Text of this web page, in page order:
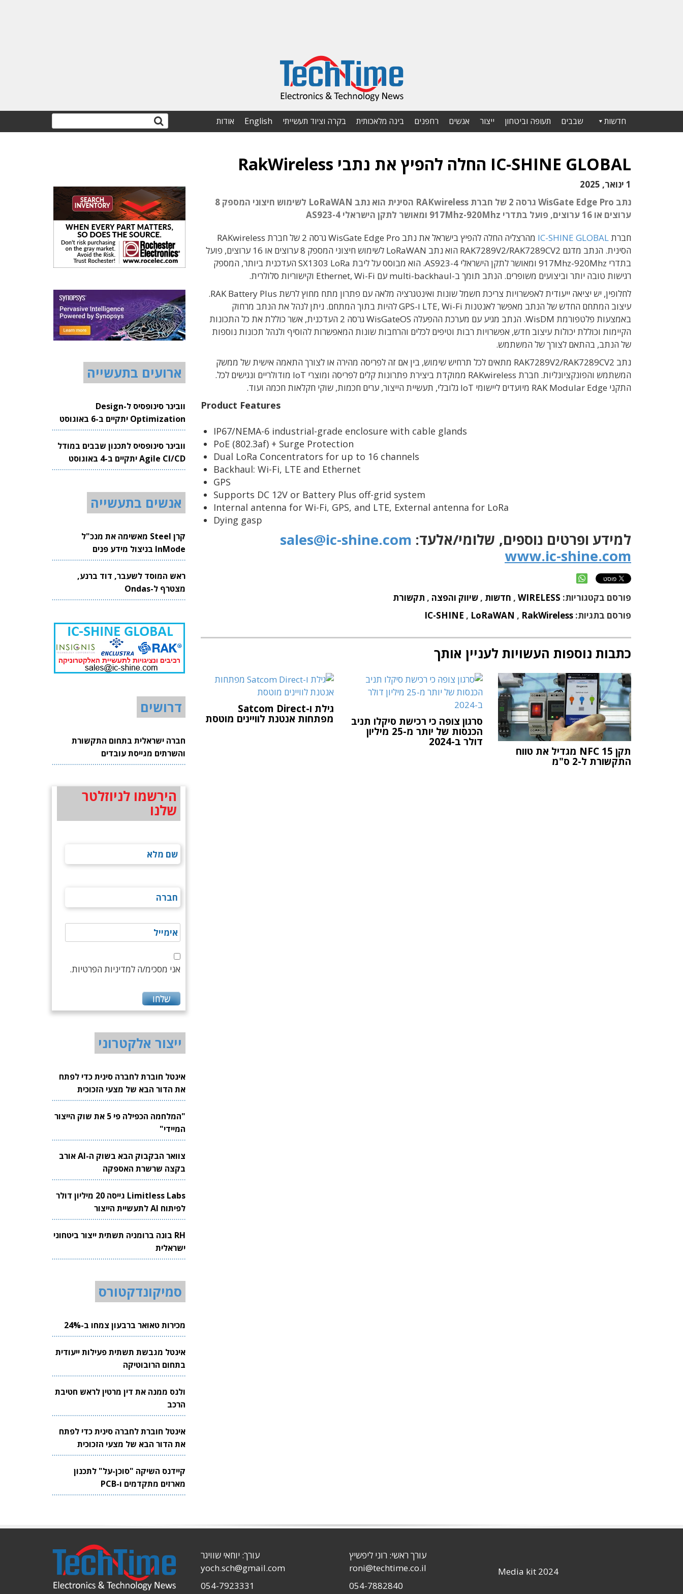
חדשות שבבים תעופה וביטחון ייצור אנשים רחפנים בינה מלאכותית בקרה וציוד תעשייתי English אודות
IC-SHINE GLOBAL החלה להפיץ את נתבי RakWireless
1 ינואר, 2025
נתב WisGate Edge Pro גרסה 2 של חברת RAKwireless הסינית הוא נתב LoRaWAN לשימוש חיצוני המספק 8
ערוצים או 16 ערוצים, פועל בתדרי 917Mhz-920Mhz ומאושר לתקן הישראלי AS923-4
חברת IC-SHINE GLOBAL מהרצליה החלה להפיץ בישראל את נתב WisGate Edge Pro גרסה 2 של חברת
RAKwireless
הסינית. הנתב מדגם RAK7289V2/RAK7289CV2 הוא נתב LoRaWAN לשימוש חיצוני המספק 8 ערוצים או 16 ערוצים, פועל
בתדרי 917Mhz-920Mhz ומאושר לתקן הישראלי AS923-4.
הוא מבוסס על ליבת SX1303 LoRa העדכנית ביותר, המספק
רגישות טובה יותר וביצועים משופרים. הנתב תומך ב-multi-backhaul עם Ethernet, Wi-Fi וקישוריות סלולרית.
לחלופין, יש יציאה ייעודית לאפשרויות צריכת חשמל שונות ואינטגרציה מלאה עם פתרון מתח מחוץ לרשת RAK Battery Plus.
עיצוב המתחם החדש של הנתב מאפשר לאנטנות LTE, Wi-Fi ו-GPS להיות בתוך המתחם. ניתן לנהל את הנתב מרחוק
באמצעות פלטפורמת WisDM. הנתב מגיע עם מערכת ההפעלה WisGateOS גרסה 2 העדכנית, אשר כוללת את
כל התכונות
הקיימות וכוללת יכולות עיצוב חדש, אפשרויות רבות וטיפים לכלים והרחבות שונות המאפשרות להוסיף ולנהל תכונות נוספות
של הנתב, בהתאם לצורך של המשתמש.
נתב RAK7289V2/RAK7289CV2
מתאים לכל תרחיש שימוש, בין אם זה לפריסה מהירה או לצורך התאמה אישית של ממשק
המשתמש והפונקציונליות. חברת RAKwireless ממוקדת ביצירת פתרונות קלים לפריסה ומוצרי IoT מודולריים ונגישים לכל.
התקני RAK Modular Edge מיועדים ליישומי IoT גלובלי, תעשיית הייצור, ערים חכמות, שוקי חקלאות חכמה ועוד.
Product Features
IP67/NEMA-6 industrial-grade enclosure with cable glands
PoE (802.3af) + Surge Protection
Dual LoRa Concentrators for up to 16 channels
Backhaul: Wi-Fi, LTE and Ethernet
GPS
Supports DC 12V or Battery Plus off-grid system
Internal antenna for Wi-Fi, GPS, and LTE, External antenna for LoRa
Dying gasp
למידע ופרטים נוספים, שלומי/אלעד: sales@ic-shine.com
www.ic-shine.com
פורסם בקטגוריות: WIRELESS
, חדשות , שיווק והפצה , תקשורת
פורסם בתגיות:
IC-SHINE , LoRaWAN , RakWireless
כתבות נוספות העשויות לעניין אותך
תקן NFC 15 מגדיל את טווח
התקשורת ל-2 ס"מ
סרגון צופה כי רכישת סיקלו תניב
הכנסות של יותר מ-25 מיליון
דולר ב-2024
גילת ו-Satcom Direct
מפתחות אנטנת לוויינים מוטסת
ארועים בתעשייה
וובינר סינופסיס ל-Design
Optimization יתקיים ב-6 באוגוסט
2026
וובינר סינופסיס לתכנון שבבים במודל
Agile CI/CD יתקיים ב-4 באוגוסט
2026
אנשים בתעשייה
קרן Steel מאשימה את מנכ"ל
InMode בניצול מידע פנים
ראש המוסד לשעבר, דוד ברנע,
מצטרף ל-Ondas
דרושים
חברה ישראלית בתחום התקשורת
והשרתים מגייסת עובדים
הירשמו לניוזלטר
שלנו
אני מסכימ/ה למדיניות הפרטיות.
ייצור אלקטרוני
אינטל חוברת לחברה סינית כדי לפתח
את הדור הבא של מצעי הזכוכית
לשבבים
"המלחמה הכפילה פי 5 את שוק הייצור
המיידי"
צוואר הבקבוק הבא בשוק ה-AI אורב
בקצה שרשרת האספקה
Limitless Labs גייסה 20 מיליון דולר
לפיתוח AI לתעשיית הייצור
RH בונה ברומניה תשתית ייצור ביטחוני
ישראלית
סמיקונדקטורס
מכירות טאואר ברבעון צמחו ב-24%
אינטל מגבשת תשתית פעילות ייעודית
בתחום הרובוטיקה
ולנס ממנה את דין מרטין לראש חטיבת
הרכב
אינטל חוברת לחברה סינית כדי לפתח
את הדור הבא של מצעי הזכוכית
לשבבים
קיידנס השיקה "סוכן-על" לתכנון
מארזים מתקדמים ו-PCB
Media kit 2024
עורך ראשי: רוני ליפשיץ
roni@techtime.co.il
054-7882840
עורך: יוחאי שוויגר
yoch.sch@gmail.com
054-7923331